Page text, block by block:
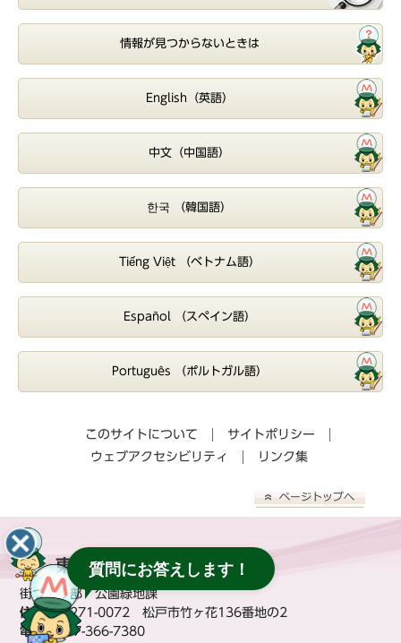
情報が見つからないときは
English（英語）
中文（中国語）
한국 （韓国語）
Tiếng Việt （ベトナム語）
Español （スペイン語）
Português （ポルトガル語）
このサイトについて
サイトポリシー
ウェブアクセシビリティ
リンク集
東松戸ゆいの花公園
街づくり部 公園緑地課
住所：〒271-0072 松戸市竹ヶ花136番地の2
電話：047-366-7380
質問にお答えします！